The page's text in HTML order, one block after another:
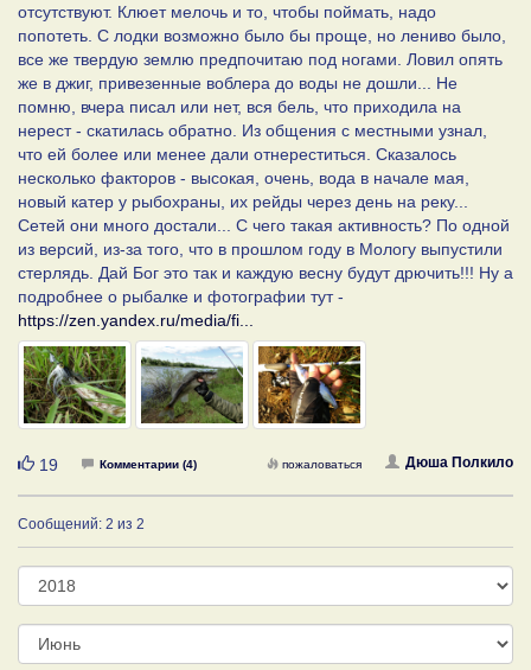
отсутствуют. Клюет мелочь и то, чтобы поймать, надо
попотеть. С лодки возможно было бы проще, но лениво было,
все же твердую землю предпочитаю под ногами. Ловил опять
же в джиг, привезенные воблера до воды не дошли... Не
помню, вчера писал или нет, вся бель, что приходила на
нерест - скатилась обратно. Из общения с местными узнал,
что ей более или менее дали отнереститься. Сказалось
несколько факторов - высокая, очень, вода в начале мая,
новый катер у рыбохраны, их рейды через день на реку...
Сетей они много достали... С чего такая активность? По одной
из версий, из-за того, что в прошлом году в Мологу выпустили
стерлядь. Дай Бог это так и каждую весну будут дрючить!!! Ну а
подробнее о рыбалке и фотографии тут -
https://zen.yandex.ru/media/fi...
Нравится
19 Комментарии (4) Дюша Полкило
пожаловаться
Сообщений: 2 из 2
Год
Месяц